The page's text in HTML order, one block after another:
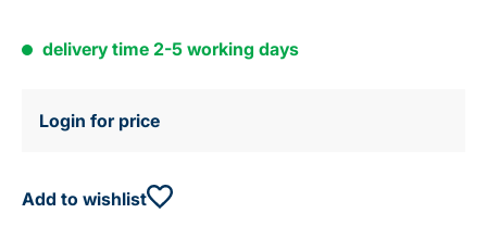
delivery time 2-5 working days
Login for price
Add to wishlist